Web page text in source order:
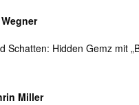
Schatten: Hidden Gemz mit
Miller